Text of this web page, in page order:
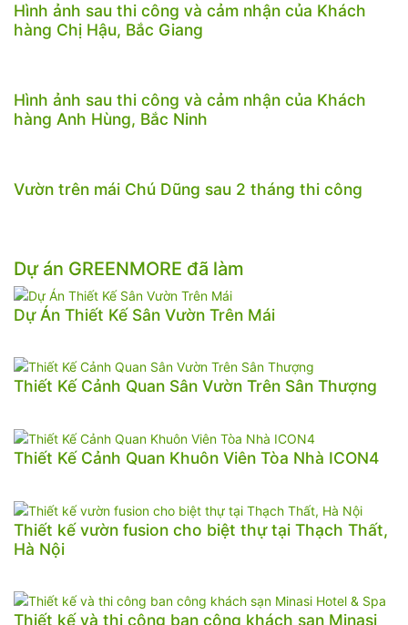
Hình ảnh sau thi công và cảm nhận của Khách
hàng Chị Hậu, Bắc Giang
Hình ảnh sau thi công và cảm nhận của Khách
hàng Anh Hùng, Bắc Ninh
Vườn trên mái Chú Dũng sau 2 tháng thi công
Dự án GREENMORE đã làm
Dự Án Thiết Kế Sân Vườn Trên Mái
Thiết Kế Cảnh Quan Sân Vườn Trên Sân Thượng
Thiết Kế Cảnh Quan Khuôn Viên Tòa Nhà ICON4
Thiết kế vườn fusion cho biệt thự tại Thạch Thất,
Hà Nội
Thiết kế và thi công ban công khách sạn Minasi